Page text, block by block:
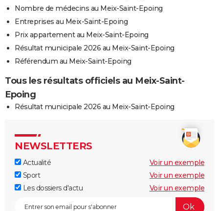
Nombre de médecins au Meix-Saint-Epoing
Entreprises au Meix-Saint-Epoing
Prix appartement au Meix-Saint-Epoing
Résultat municipale 2026 au Meix-Saint-Epoing
Référendum au Meix-Saint-Epoing
Tous les résultats officiels au Meix-Saint-
Epoing
Résultat municipale 2026 au Meix-Saint-Epoing
NEWSLETTERS
Actualité
Voir un exemple
Sport
Voir un exemple
Les dossiers d'actu
Voir un exemple